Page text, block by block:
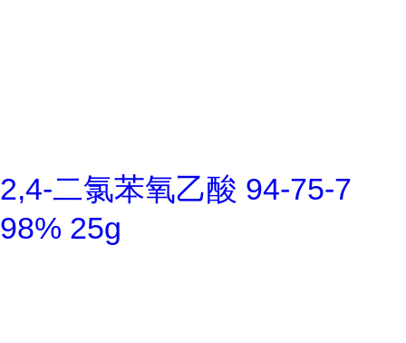
2,4-二氯苯氧乙酸 94-75-7
98% 25g